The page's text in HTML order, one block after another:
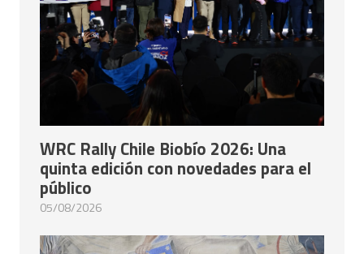
WRC Rally Chile Biobío 2026: Una
quinta edición con novedades para el
público
05/08/2026